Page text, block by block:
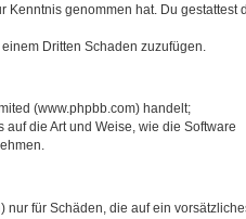
Kenntnis genommen hat. Du gestattest
Dritten Schaden zuzufügen.
(www.phpbb.com) handelt;
die Art und Weise, wie die Software
nur für Schäden, die auf ein